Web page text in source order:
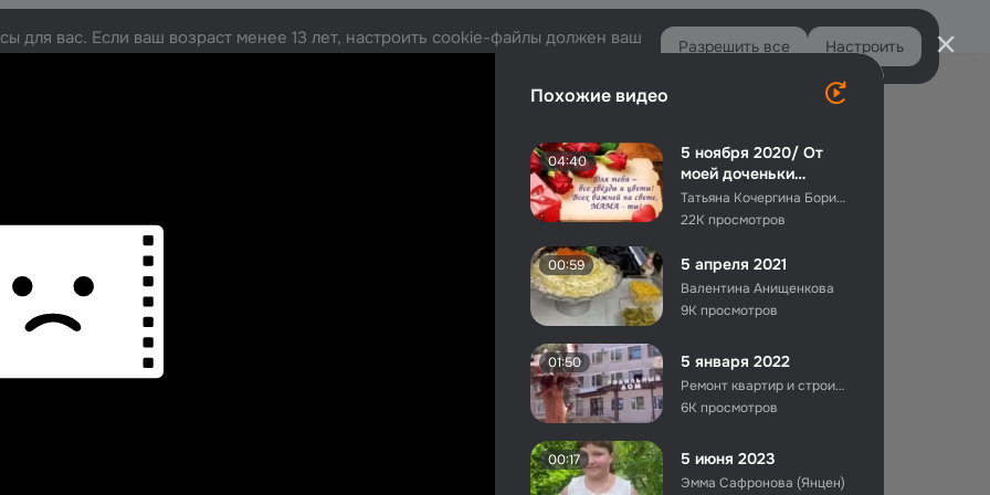
Похожие видео
04:40
5 ноября 2020/ От
моей доченьки
Яночки,поздравление
для мамы...
Татьяна Кочергина Борисова
22K просмотров
00:59 5 апреля 2021
Валентина Анищенкова
9K просмотров
01:50 5 января 2022
Ремонт квартир и строительства
6K просмотров
00:17 5 июня 2023
Эмма Сафронова (Янцен)
Войти
для вас. Если ваш возраст менее 13 лет, настроить cookie-файлы должен ваш
Разрешить все Настроить